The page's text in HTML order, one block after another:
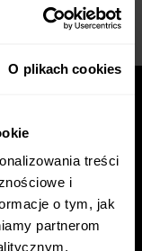
O plikach cookies
treści
i
o tym, jak
partnerom